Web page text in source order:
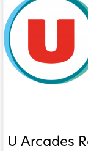
U Arcades